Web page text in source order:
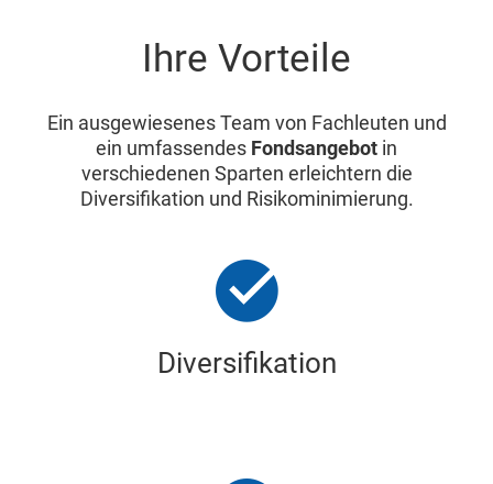
Ihre Vorteile
Ein ausgewiesenes Team von Fachleuten und
ein umfassendes Fondsangebot in
verschiedenen Sparten erleichtern die
Diversifikation und Risikominimierung.
Diversifikation